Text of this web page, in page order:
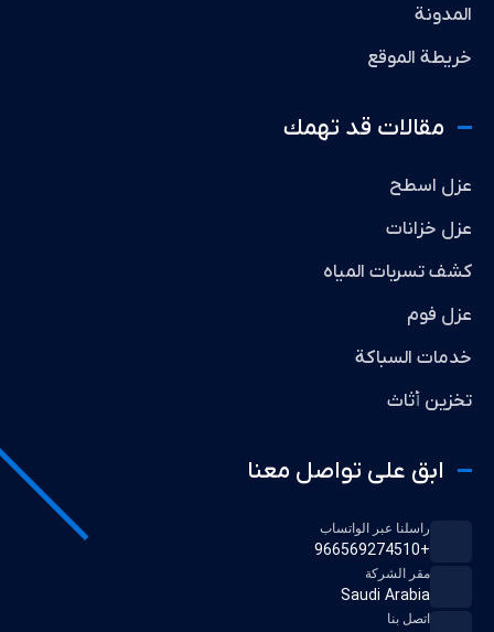
المدونة
خريطة الموقع
مقالات قد تهمك
عزل اسطح
عزل خزانات
كشف تسربات المياه
عزل فوم
خدمات السباكة
تخزين أثاث
ابق على تواصل معنا
راسلنا عبر الواتساب
+966569274510
مقر الشركة
Saudi Arabia
اتصل بنا